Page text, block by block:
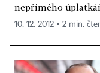
nepřímého
10. 12. 2012 ▪ 2 min.